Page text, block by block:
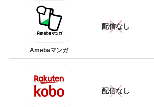
Amebaマンガ
配信なし
配信なし